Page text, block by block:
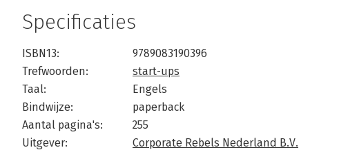
Specificaties
ISBN13:
9789083190396
Trefwoorden:
start-ups
Taal:
Engels
Bindwijze:
paperback
Aantal pagina's:
255
Uitgever:
Corporate Rebels Nederland B.V.